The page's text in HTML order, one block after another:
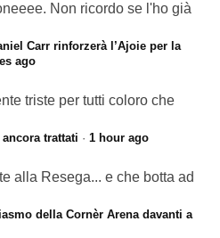
Non ricordo se l'ho già
Carr rinforzerà l’Ajoie per la
ago
triste per tutti coloro che
trattati · 1 hour ago
alla Resega... e che botta ad
della Cornèr Arena davanti a